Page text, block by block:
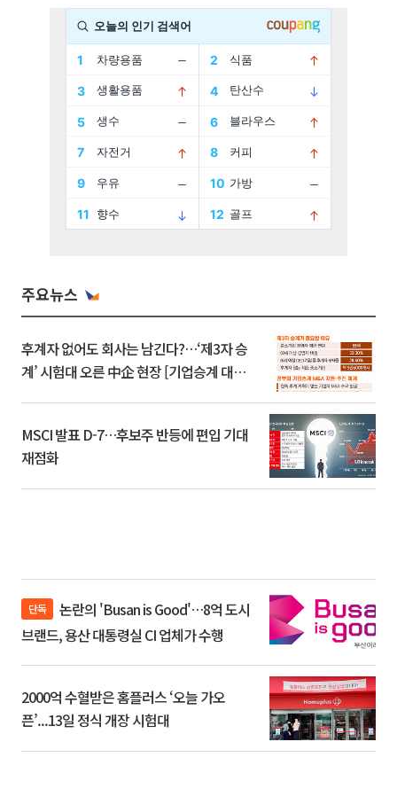
주요뉴스
후계자 없어도 회사는 남긴다?…‘제3자 승
계’ 시험대 오른 中企 현장 [기업승계 대전
MSCI 발표 D-7…후보주 반등에 편입 기대
재점화
단독
브랜드, 용산 대통령실 CI 업체가 수행
2000억 수혈받은 홈플러스 ‘오늘 가오
픈’...13일 정식 개장 시험대